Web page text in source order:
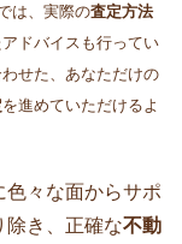
は、実際の査定方法
ドバイスも行ってい
せた、あなただけの
を進めていただけるよ
色々な面からサポ
除き、正確な不動